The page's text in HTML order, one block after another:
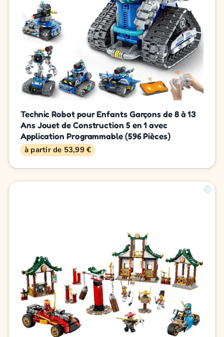
Technic Robot pour Enfants Garçons de 8 à 13
Ans Jouet de Construction 5 en 1 avec
Application Programmable (596 Pièces)
à partir de 53,99 €